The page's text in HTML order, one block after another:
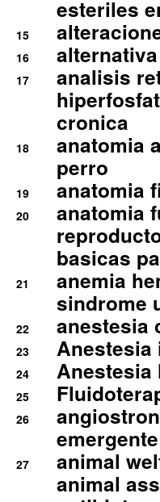
esteriles
15
16
17
analisis
cronica
18
anatomia
perro
19 anatomia
20
anatomia
basicas
21
anemia
sindrome
22 anestesia
23 Anestesia
24 Anestesia
25
26
emergente
27
animal
animal